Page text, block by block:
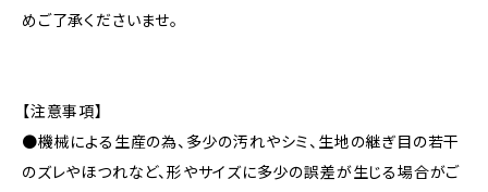
めご了承くださいませ。
【注意事項】
●機械による生産の為、多少の汚れやシミ、生地の継ぎ目の若干
のズレやほつれなど、形やサイズに多少の誤差が生じる場合がご